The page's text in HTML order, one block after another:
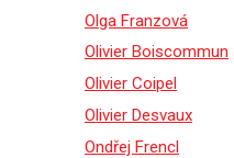
Olga Franzová
Olivier Boiscommun
Olivier Coipel
Olivier Desvaux
Ondřej Frencl